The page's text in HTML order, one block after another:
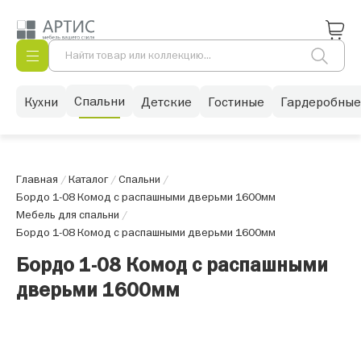
Кухни Спальни Детские Гостиные Гардеробные
Главная /Каталог/Спальни /
Бордо 1-08 Комод с распашными дверьми 1600мм
Мебель для спальни /
Бордо 1-08 Комод с распашными дверьми 1600мм
Бордо 1-08 Комод с распашными
дверьми 1600мм